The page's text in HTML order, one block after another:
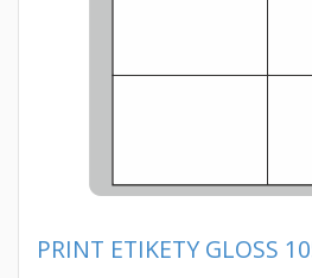
PRINT ETIKETY GLOSS